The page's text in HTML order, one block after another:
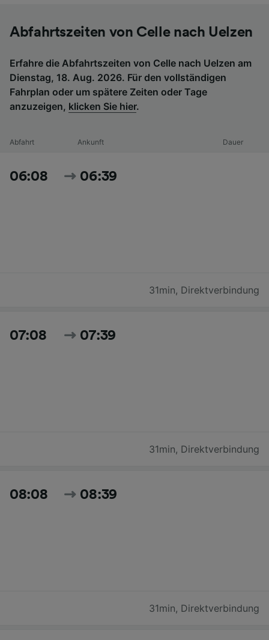
Abfahrtszeiten von Celle nach Uelzen
Erfahre die Abfahrtszeiten von Celle nach Uelzen am
Dienstag, 18. Aug. 2026. Für den vollständigen
Fahrplan oder um spätere Zeiten oder Tage
anzuzeigen, klicken Sie hier.
Abfahrt Ankunft Dauer
06:08 06:39
31min, Direktverbindung
07:08 07:39
31min, Direktverbindung
08:08 08:39
31min, Direktverbindung